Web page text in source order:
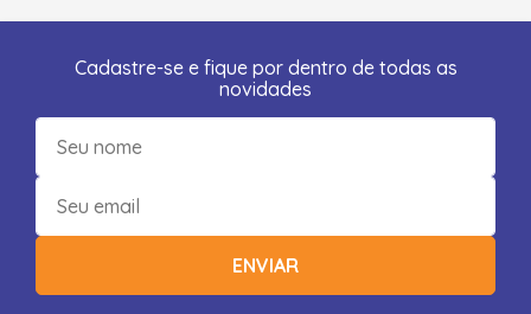
Cadastre-se e fique por dentro de todas as
novidades
ENVIAR